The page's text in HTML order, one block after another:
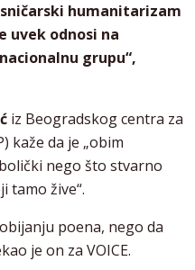
humanitarizam
uvek odnosi na
grupu“,
iz Beogradskog centra za
kaže da je „obim
nego što stvarno
tamo žive“.
poena, nego da
je on za VOICE.